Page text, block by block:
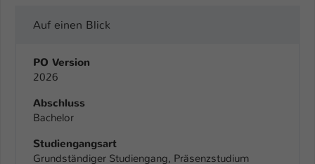
Auf einen Blick
PO Version
2026
Abschluss
Bachelor
Studiengangsart
Grundständiger Studiengang, Präsenzstudium